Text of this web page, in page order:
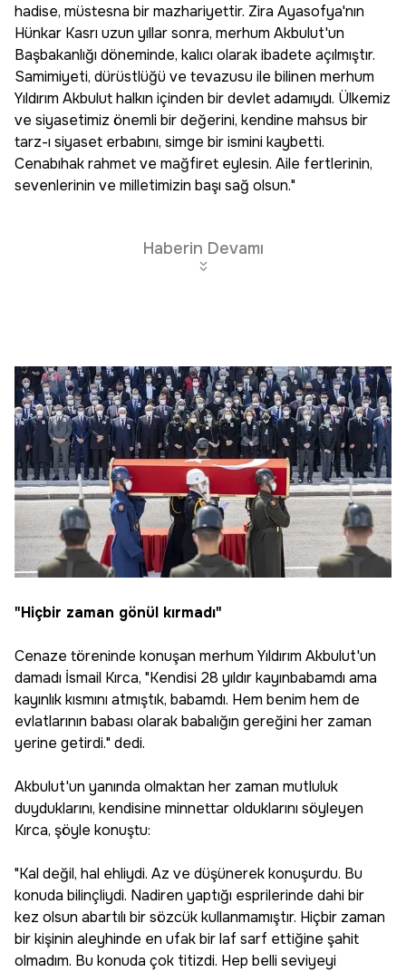
hadise, müstesna bir mazhariyettir. Zira Ayasofya'nın
Hünkar Kasrı uzun yıllar sonra, merhum Akbulut'un
Başbakanlığı döneminde, kalıcı olarak ibadete açılmıştır.
Samimiyeti, dürüstlüğü ve tevazusu ile bilinen merhum
Yıldırım Akbulut halkın içinden bir devlet adamıydı. Ülkemiz
ve siyasetimiz önemli bir değerini, kendine mahsus bir
tarz-ı siyaset erbabını, simge bir ismini kaybetti.
Cenabıhak rahmet ve mağfiret eylesin. Aile fertlerinin,
sevenlerinin ve milletimizin başı sağ olsun."
Haberin Devamı
"Hiçbir zaman gönül kırmadı"
Cenaze töreninde konuşan merhum Yıldırım Akbulut'un
damadı İsmail Kırca, "Kendisi 28 yıldır kayınbabamdı ama
kayınlık kısmını atmıştık, babamdı. Hem benim hem de
evlatlarının babası olarak babalığın gereğini her zaman
yerine getirdi." dedi.
Akbulut'un yanında olmaktan her zaman mutluluk
duyduklarını, kendisine minnettar olduklarını söyleyen
Kırca, şöyle konuştu:
"Kal değil, hal ehliydi. Az ve düşünerek konuşurdu. Bu
konuda bilinçliydi. Nadiren yaptığı esprilerinde dahi bir
kez olsun abartılı bir sözcük kullanmamıştır. Hiçbir zaman
bir kişinin aleyhinde en ufak bir laf sarf ettiğine şahit
olmadım. Bu konuda çok titizdi. Hep belli seviyeyi